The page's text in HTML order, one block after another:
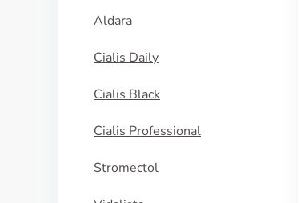
Aldara
Cialis Daily
Cialis Black
Cialis Professional
Stromectol